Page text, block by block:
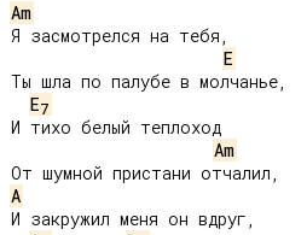
Am
Я засмотрелся на тебя,
E
Ты шла по палубе в молчанье,
E7
И тихо белый теплоход
Am
A
И закружил меня он вдруг,